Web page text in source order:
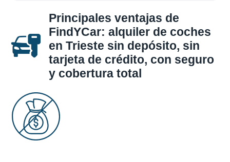
Principales ventajas de
FindYCar: alquiler de coches
en Trieste sin depósito, sin
tarjeta de crédito, con seguro
y cobertura total